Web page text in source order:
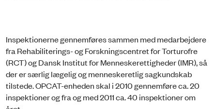
Inspektionerne gennemføres sammen med medarbejdere
fra Rehabiliterings- og Forskningscentret for Torturofre
(RCT) og Dansk Institut for Menneskerettigheder (IMR), så
der er særlig lægelig og menneskeretlig sagkundskab
tilstede. OPCAT-enheden skal i 2010 gennemføre ca. 20
inspektioner og fra og med 2011 ca. 40 inspektioner om